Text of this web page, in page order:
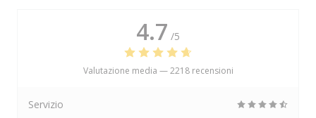
4.7 /5
Valutazione media —2218 recensioni
Servizio